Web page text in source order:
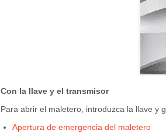
Con la llave y el transmisor
Para abrir el maletero, introduzca la llave y
Apertura de emergencia del maletero